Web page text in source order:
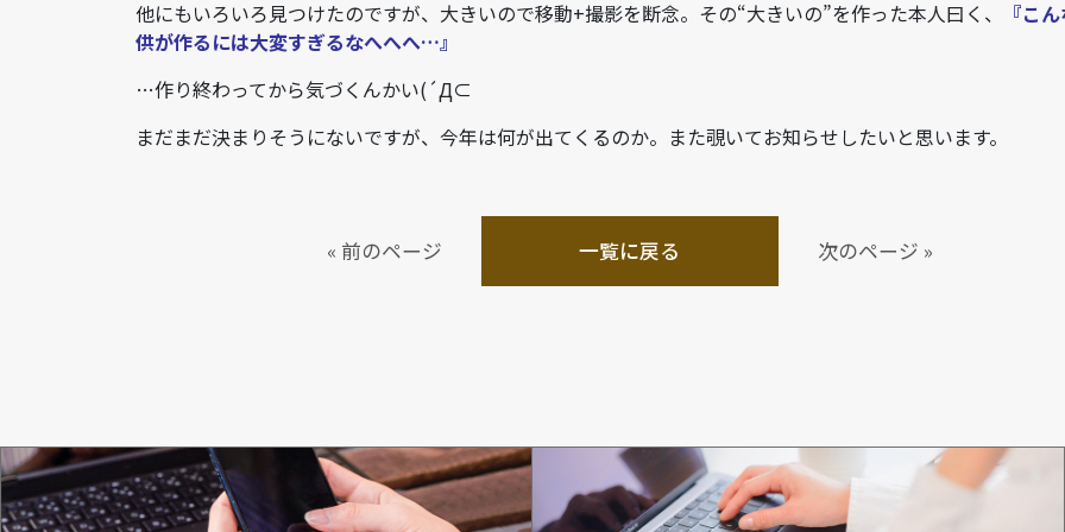
他にもいろいろ見つけたのですが、大きいので移動+撮影を断念。その“大きいの”を作った本人曰く、
『こ
供が作るには大変すぎるなへへへ…』
…作り終わってから気づくんかい(´Д⊂
まだまだ決まりそうにないですが、今年は何が出てくるのか。また覗いてお知らせしたいと思います。
« 前のページ 一覧に戻る 次のページ »